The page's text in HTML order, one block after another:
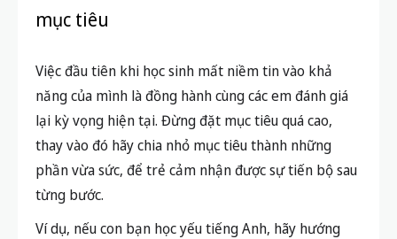
mục tiêu
Việc đầu tiên khi học sinh mất niềm tin vào khả
năng của mình là đồng hành cùng các em đánh giá
lại kỳ vọng hiện tại. Đừng đặt mục tiêu quá cao,
thay vào đó hãy chia nhỏ mục tiêu thành những
phần vừa sức, để trẻ cảm nhận được sự tiến bộ sau
từng bước.
Ví dụ, nếu con bạn học yếu tiếng Anh, hãy hướng